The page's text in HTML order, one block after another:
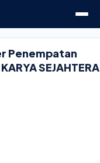
Penempatan
SEJAHTERA